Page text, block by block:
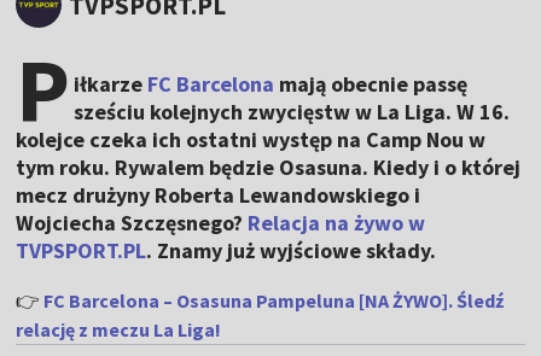
P iłkarze FC Barcelona mają obecnie passę
sześciu kolejnych zwycięstw w La Liga. W 16.
kolejce czeka ich ostatni występ na Camp Nou w
tym roku. Rywalem będzie Osasuna. Kiedy i o której
mecz drużyny Roberta Lewandowskiego i
Wojciecha Szczęsnego? Relacja na żywo w
TVPSPORT.PL. Znamy już wyjściowe składy.
👉 FC Barcelona – Osasuna Pampeluna [NA ŻYWO]. Śledź
relację z meczu La Liga!